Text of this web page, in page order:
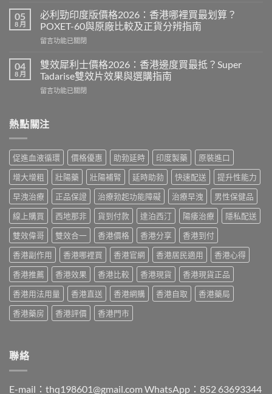
印
度
效
哥
效
副
與
購
買
指
南〉
中
而
鋼
香
港
格
2026
攻
度
售
價
比
較、
正
貨
分
辨
與
購
買
指
南〉
中
05
8 月
必利勁印度版價格2026：香港哪裡買最划算？
POXET-60與原廠比較及正貨分辨指南
在
利
勁
印
度
格
港
哪
裡
買
最
划
算？
POXET-
60
與
原
廠
比
較
及
正
貨
留言功能已關閉
04
8 月
雙效犀利士價格2026：香港邊度買最抵？Super
Tadarise雙效片效果與選購指南
在
犀
利
價
格
2026：
香
港
邊
度
買
最
抵？
Super
Tadarise
雙
效
片
效
果
留言功能已關閉
熱點關注
促進血液循環 價格優惠 助勃延時 印度製藥
原裝進口
增大增粗
壯陽藥 壯陽補腎 延時助勃 快速配送
提升性能力
早洩治療
正品保證 治療勃起功能障礙 治療早洩
男性保健品
線上購買
西地那非 貨到付款 達泊西汀 陽痿治療
隱私配送
雙效偉哥
雙效合一 香港價格 香港分享
香港到付
香港副作用
香港哪裡買 香港官網 香港居民適用
香港心得
香港推薦
香港效果 香港比較 香港現貨
香港現貨正品
香港用法用量
香港直送 香港網購 香港自取
香港藥局
香港藥房
香港評價 香港門市
聯絡
E-mail： thq198601@gmail.com WhatsApp：852 63693344